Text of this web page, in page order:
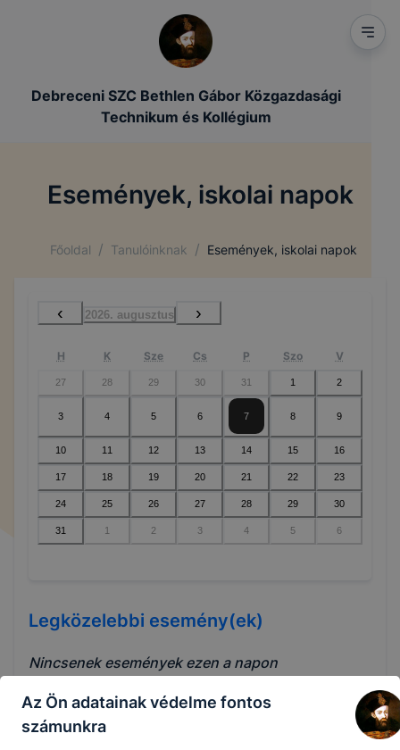
Debreceni SZC Bethlen Gábor Közgazdasági
Technikum és Kollégium
Események, iskolai napok
Főoldal / Tanulóinknak / Események, iskolai napok
‹ 2026. augusztus ›
H K Sze Cs P Szo V
27 28 29 30 31 1 2
3 4 5 6 7 8 9
10 11 12 13 14 15 16
17 18 19 20 21 22 23
24 25 26 27 28 29 30
31 1 2 3 4 5 6
Legközelebbi esemény(ek)
Nincsenek események ezen a napon
Az Ön adatainak védelme fontos
számunkra